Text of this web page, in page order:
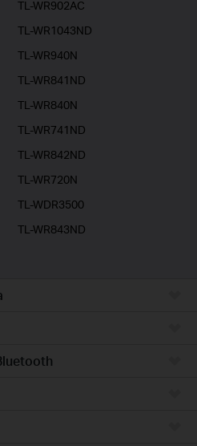
TL-WR902AC
TL-WR1043ND
TL-WR940N
TL-WR841ND
TL-WR840N
TL-WR741ND
TL-WR842ND
TL-WR720N
TL-WDR3500
TL-WR843ND